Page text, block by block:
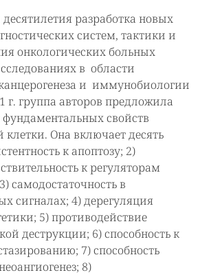
разработка новых
систем, тактики и
онкологических больных
в области
и иммунобиологии
г. группа авторов предложила
свойств
клетки. Она включает десять
к апоптозу; 2)
к регуляторам
самодостаточность в
сигналах; 4) дерегуляция
5) противодействие
деструкции; 6) способность к
7) способность
8)